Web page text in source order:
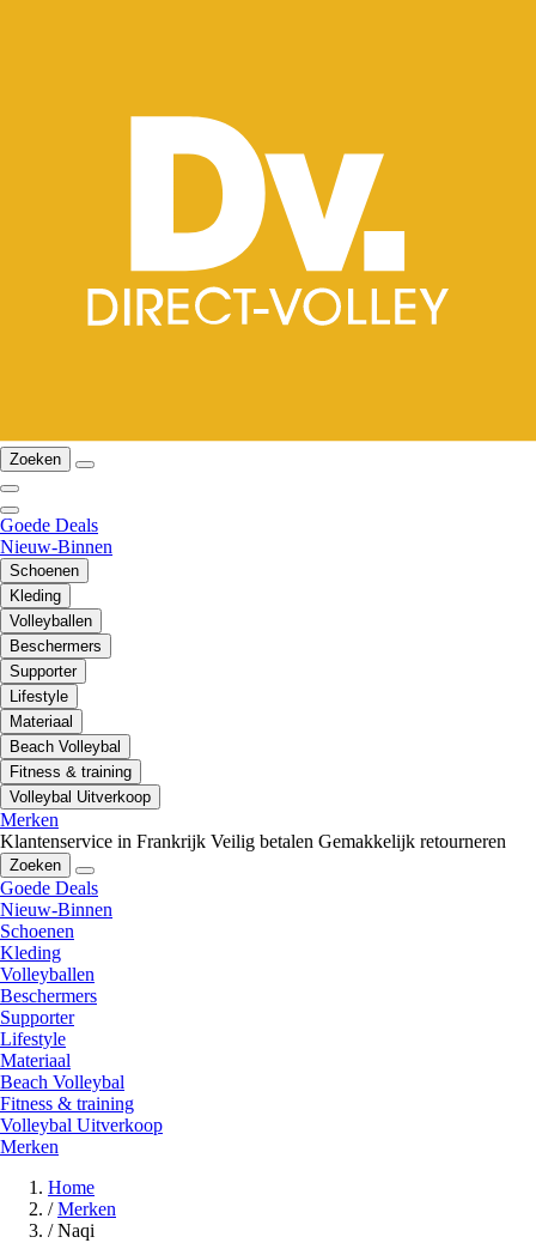
Zoeken
Goede Deals
Nieuw-Binnen
Schoenen
Kleding
Volleyballen
Beschermers
Supporter
Lifestyle
Materiaal
Beach Volleybal
Fitness & training
Volleybal Uitverkoop
Merken
Klantenservice in Frankrijk Veilig betalen Gemakkelijk retourneren
Zoeken
Goede Deals
Nieuw-Binnen
Schoenen
Kleding
Volleyballen
Beschermers
Supporter
Lifestyle
Materiaal
Beach Volleybal
Fitness & training
Volleybal Uitverkoop
Merken
Home
/ Merken
/ Naqi